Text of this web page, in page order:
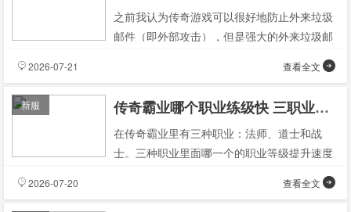
之前我认为传奇游戏可以很好地防止外来垃圾
邮件（即外部攻击），但是强大的外来垃圾邮
件仍然侵入到传奇游戏里面来。因为有了外界
查看全文
2026-07-21
传奇霸业哪个职业练级快 三职业练级比赛攻略
在传奇霸业里有三种职业：法师、道士和战
士。三种职业里面哪一个的职业等级提升速度
会比较快一些？想必很多玩家都想了解这个问
新服
查看全文
2026-07-20